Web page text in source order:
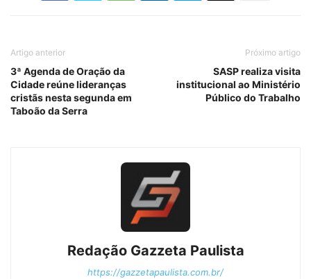
Artigo anterior
3ª Agenda de Oração da
Cidade reúne lideranças
cristãs nesta segunda em
Taboão da Serra
Próximo artigo
SASP realiza visita
institucional ao Ministério
Público do Trabalho
Redação Gazzeta Paulista
https://gazzetapaulista.com.br/